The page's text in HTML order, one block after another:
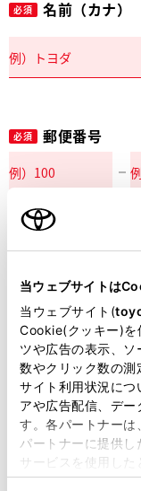
当ウェブサイトは
当ウェブサイト(
Cookie(クッキー)を
ツや広告の表示、
数やクリック数の測
サイト利用状況につ
アや広告配信、デー
す。各パートナーは
パートナーに提供
サービスを使用し
使用することがあ
必須 名前（カナ）
必須 郵便番号
必須 都道府県
必須 市区町村名
必須 丁目番地